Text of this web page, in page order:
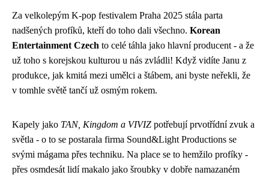
Za velkolepým K-pop festivalem Praha 2025 stála parta
nadšených profíků, kteří do toho dali všechno. Korean
Entertainment Czech to celé táhla jako hlavní producent - a že
už toho s korejskou kulturou u nás zvládli! Když vidíte Janu z
produkce, jak kmitá mezi umělci a štábem, ani byste neřekli, že
v tomhle světě tančí už osmým rokem.
Kapely jako TAN, Kingdom a VIVIZ potřebují prvotřídní zvuk a
světla - o to se postarala firma Sound&Light Productions se
svými mágama přes techniku. Na place se to hemžilo profíky -
přes osmdesát lidí makalo jako šroubky v dobře namazaném